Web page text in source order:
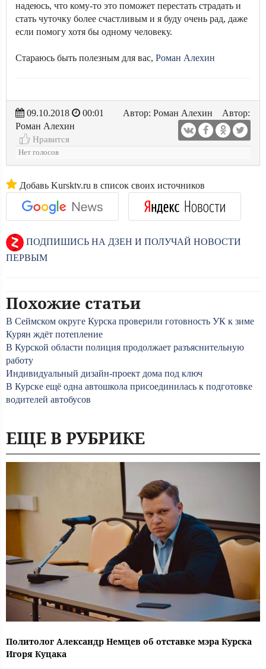
надеюсь, что кому-то это поможет перестать страдать и
стать чуточку более счастливым и я буду очень рад, даже
если помогу хотя бы одному человеку.
Стараюсь быть полезным для вас, Роман Алехин
09.10.2018 00:01 Автор: Роман Алехин
Автор:
Роман Алехин
Нравится
Нет голосов
Добавь Kursktv.ru в список своих источников
ПОДПИШИСЬ НА ДЗЕН И ПОЛУЧАЙ НОВОСТИ
ПЕРВЫМ
Похожие статьи
В Сеймском округе Курска проверили готовность УК к зиме
Курян ждёт потепление
В Курской области полиция продолжает разъяснительную
работу
Индивидуальный дизайн-проект дома под ключ
В Курске ещё одна автошкола присоединилась к подготовке
водителей автобусов
ЕЩЕ В РУБРИКЕ
Политолог Александр Немцев об отставке мэра Курска
Игоря Куцака